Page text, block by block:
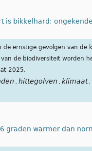
is bikkelhard:
de ernstige gevolgen van
de biodiversiteit worden
2025.
hittegolven klimaat
graden warmer dan